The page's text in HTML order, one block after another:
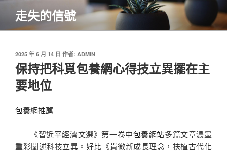
主
走失的信號
發
佈
於
2025 年 6 月 14 日 作者: ADMIN
保持把科覓包養網心得技立異擺在主
要地位
包養網推薦
《習近平經濟文選》第一卷中包養網站多篇文章濃墨
重彩闡述科技立異。好比《貫徹新成長理念，扶植古代化